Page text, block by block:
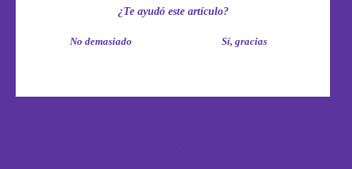
¿Te ayudó este artículo?
No demasiado Sí, gracias